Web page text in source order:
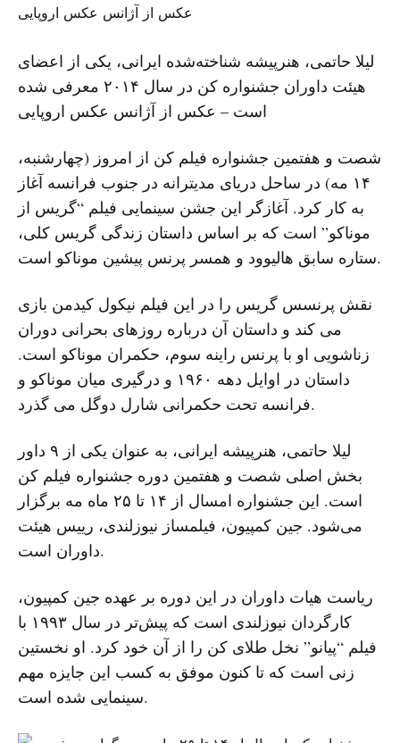
لیلا حاتمی، هنرپیشه شناخته‌شده ایرانی، یکی از اعضای
هیئت داوران جشنواره کن در سال ۲۰۱۴ معرفی شده
است – عکس از آژانس عکس اروپایی
شصت و هفتمین جشنواره فیلم کن از امروز (چهارشنبه،
۱۴ مه) در ساحل دریای مدیترانه در جنوب فرانسه آغاز
به کار کرد. آغازگر این جشن سینمایی فیلم “گریس از
موناکو” است که بر اساس داستان زندگی گریس کلی،
ستاره سابق هالیوود و همسر پرنس پیشین موناکو است.
نقش پرنسس گریس را در این فیلم نیکول کیدمن بازی
می کند و داستان آن درباره روزهای بحرانی دوران
زناشویی او با پرنس راینه سوم، حکمران موناکو است.
داستان در اوایل دهه ۱۹۶۰ و درگیری میان موناکو و
فرانسه تحت حکمرانی شارل دوگل می گذرد.
لیلا حاتمی، هنرپیشه ایرانی، به عنوان یکی از ۹ داور
بخش اصلی شصت و هفتمین دوره جشنواره فیلم کن
است. این جشنواره امسال از ۱۴ تا ۲۵ ماه مه برگزار
می‌شود. جین کمپیون، فیلمساز نیوزلندی، رییس هیئت
داوران است.
ریاست هیات داوران در این دوره بر عهده جین کمپیون،
کارگردان نیوزلندی است که پیش‌تر در سال ۱۹۹۳ با
فیلم “پیانو” نخل طلای کن را از آن خود کرد. او نخستین
زنی است که تا کنون موفق به کسب این جایزه مهم
سینمایی شده است.